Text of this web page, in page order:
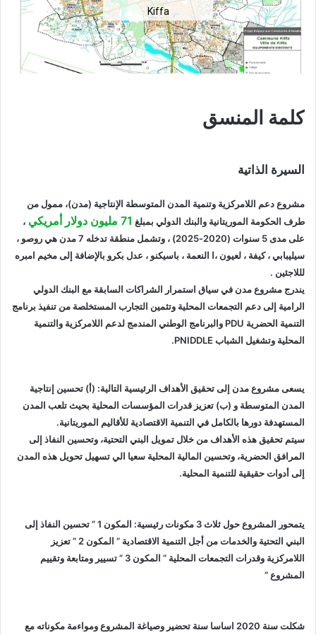
Kiffa
كلمة المنسق
السيرة الذاتية
مشروع دعم اللامركزية وتنمية المدن المتوسطة الإنتاجية (مدن)، ممول من
طرف الحكومة الموريتانية والبنك الدولي بمبلغ 71 مليون دولار أمريكي
،
على مدى 5 سنوات (2020-2025) ، وتشمل منطقة تدخله 7 مدن هي روصو ،
سيليبابي ، كيفة ، لعيون ،ا النعمة ، باسيكنو ، عدل بكرو بالإضافة إلى مخيم امبره
لللاجئين .
يندرج مشروع مدن في سياق استمرار الشراكات السابقة مع البنك الدولي
الرامية إلى دعم التجمعات المحلية وتثمين التجارب المستخلصة من تنفيذ برنامج
التنمية الحضرية PDU والبرنامج الوطني المندمج لدعم اللامركزية والتنمية
المحلية وتشغيل الشباب PNIDDLE.
يسعى مشروع مدن إلى تحقيق الأهداف الرئيسية التالية: (أ) تحسين إنتاجية
المدن المتوسطة و (ب) تعزيز قدرات المؤسسات المحلية بحيث تلعب المدن
المستهدفة دورها بالكامل في التنمية الاقتصادية للأقاليم الموريتانية.
سيتم تحقيق هذه الأهداف من خلال تمويل البني التحتية، وتحسين النفاذ إلى
المرافق الحضرية، وتحسين المالية المحلية سعيا الي تسهيل تحويل هذه المدن
إلى أدوات حقيقية للتنمية المحلية.
يتمحور المشروع حول ثلاث 3 مكونات رئيسية: المكون 1 ” تحسين النفاذ إلى
البني التحتية والخدمات من أجل التنمية الاقتصادية ” المكون 2 ” تعزيز
اللامركزية وقدرات التجمعات المحلية ” المكون 3 ” تسيير ومتابعة وتقييم
المشروع ”
شكلت سنة 2020 اساسا سنة تحضير وصياغة المشروع ومواءمة مكوناته مع